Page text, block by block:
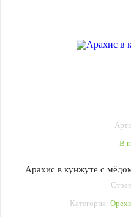
В
Арахис в кунжуте с
Категория: